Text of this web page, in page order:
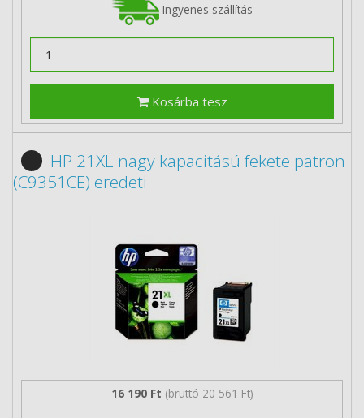
Ingyenes szállítás
Kosárba tesz
HP 21XL nagy kapacitású fekete patron
(C9351CE) eredeti
16 190 Ft (bruttó 20 561 Ft)